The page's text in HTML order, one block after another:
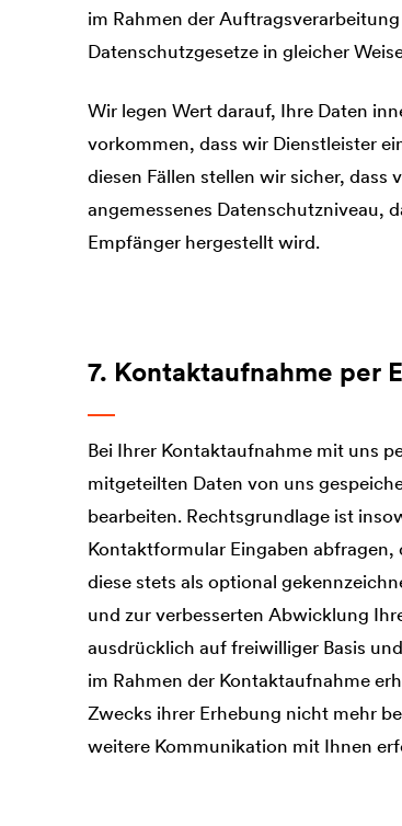
im Rahmen der
Datenschutzgesetze in gleicher
Wir legen Wert darauf, Ihre Daten
vorkommen, dass wir Dienstleister
diesen Fällen stellen wir sicher,
angemessenes Datenschutzniveau,
Empfänger hergestellt wird.
7. Kontaktaufnahme per
Bei Ihrer Kontaktaufnahme mit uns
mitgeteilten Daten von uns
bearbeiten. Rechtsgrundlage ist
Kontaktformular Eingaben
diese stets als optional
und zur verbesserten Abwicklung
ausdrücklich auf freiwilliger Basis
im Rahmen der Kontaktaufnahme
Zwecks ihrer Erhebung nicht mehr
weitere Kommunikation mit Ihnen